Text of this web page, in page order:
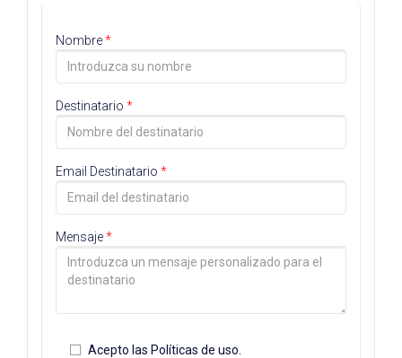
Nombre*
Destinatario *
Email Destinatario *
Mensaje*
Acepto las Políticas de uso